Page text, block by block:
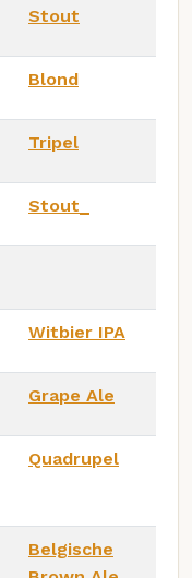
Stout
Blond
Tripel
Stout_
Witbier IPA
Grape Ale
Quadrupel
Belgische